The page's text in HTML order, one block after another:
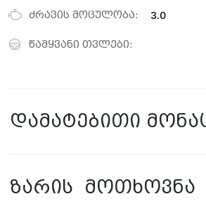
ძრავის მოცულობა: 3.0
წამყვანი თვლები:
დამატებითი
ზარის მოთხოვნა